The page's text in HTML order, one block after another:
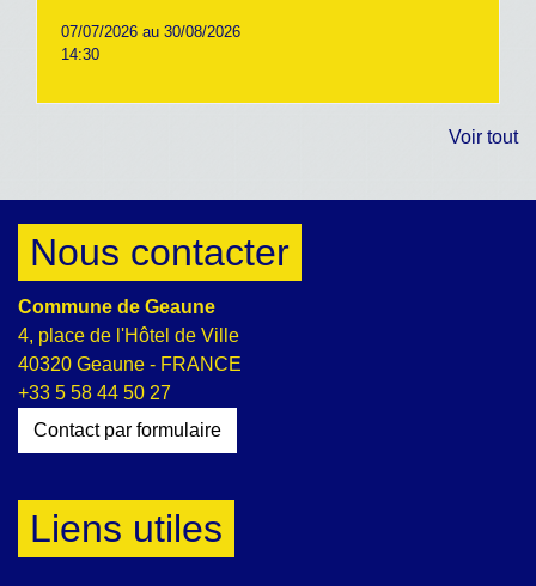
07/07/2026 au 30/08/2026
14:30
Voir tout
Nous contacter
Commune de Geaune
4, place de l'Hôtel de Ville
40320 Geaune - FRANCE
+33 5 58 44 50 27
Contact par formulaire
Liens utiles